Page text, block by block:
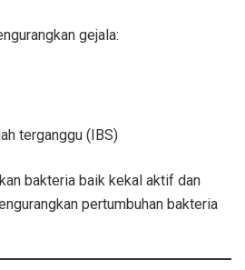
gejala:
terganggu (IBS)
bakteria baik kekal aktif dan
pertumbuhan bakteria